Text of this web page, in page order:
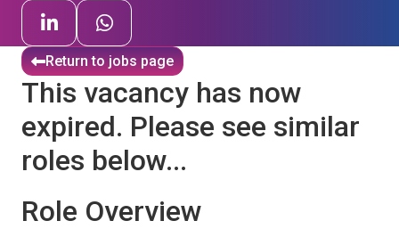
Return to jobs page
This vacancy has now
expired. Please see similar
roles below...
Role Overview